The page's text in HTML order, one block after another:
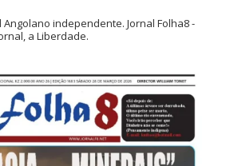
Angolano independente.Jornal Folha8 -
a Liberdade.